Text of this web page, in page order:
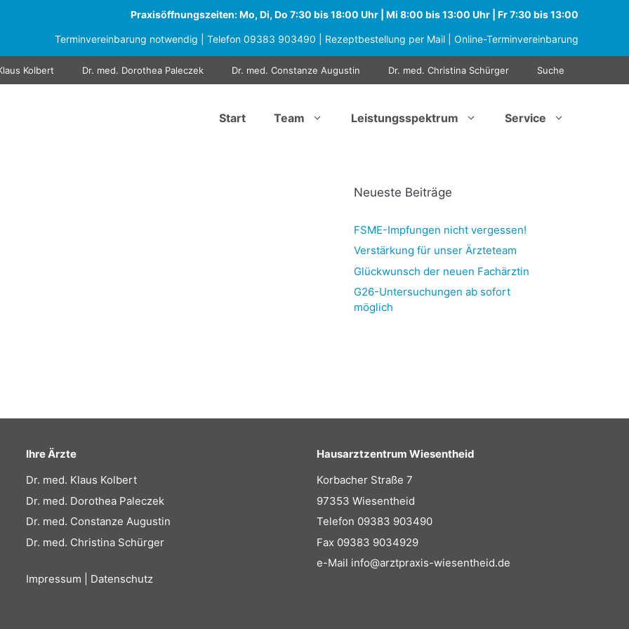
Praxisöffnungszeiten: Mo, Di, Do 7:30 bis 18:00 Uhr | Mi 8:00 bis 13:00 Uhr | Fr 7:30 bis 13:00
Terminvereinbarung notwendig | Telefon 09383 903490 Rezeptbestellung per Mail Online-Terminvereinbarung
Kolbert Dr. med. Dorothea Paleczek Dr. med. Constanze Augustin Dr. med. Christina Schürger Suche
Start Team Leistungsspektrum Service
Neueste Beiträge
FSME-Impfungen nicht vergessen!
Verstärkung für unser Ärzteteam
Glückwunsch der neuen Fachärztin
G26-Untersuchungen ab sofort
möglich
Ihre Ärzte
Dr. med. Klaus Kolbert
Dr. med. Dorothea Paleczek
Dr. med. Constanze Augustin
Dr. med. Christina Schürger
Impressum Datenschutz
Hausarztzentrum Wiesentheid
Korbacher Straße 7
97353 Wiesentheid
Telefon 09383 903490
Fax 09383 9034929
e-Mail info@arztpraxis-wiesentheid.de